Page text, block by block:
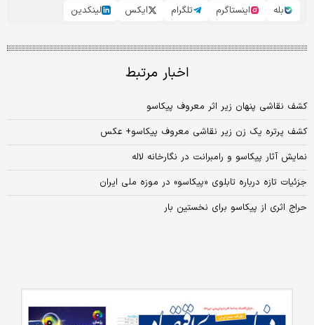
بله
اینستاگرم تلگرام ایکس لینکدین
اخبار مرتبط
کشف نقاشی پنهان زیر اثر معروف پیکاسو
کشف پرتره یک زن زیر نقاشی معروف پیکاسو+ عکس
نمایش آثار پیکاسو و رامبرانت در نگارخانه لاله
جزئیات تازه درباره تابلوی «پیکاسو» در موزه ملی ایران
حراج اثری از پیکاسو برای نخستین بار